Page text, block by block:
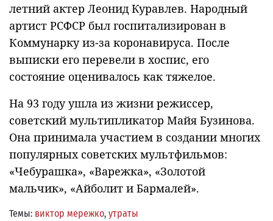
летний актер Леонид Куравлев. Народный
артист РСФСР был госпитализирован в
Коммунарку из-за коронавируса. После
выписки его перевели в хоспис, его
состояние оценивалось как тяжелое.
На 93 году ушла из жизни режиссер,
советский мультипликатор Майя Бузинова.
Она принимала участием в создании многих
популярных советских мультфильмов:
«Чебурашка», «Варежка», «Золотой
мальчик», «Айболит и Бармалей».
Темы: виктор мережко, утраты